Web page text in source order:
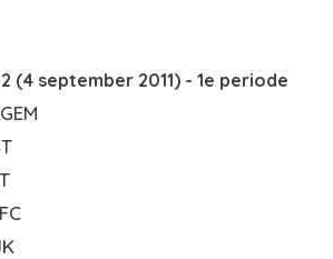
(4 september 2011) - 1e periode